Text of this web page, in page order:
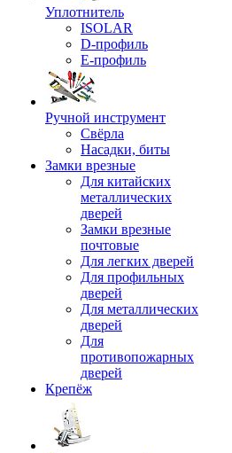
Уплотнитель
ISOLAR
D-профиль
Е-профиль
Ручной инструмент
Свёрла
Насадки, биты
Замки врезные
Для китайских
металлических
дверей
Замки врезные
почтовые
Для легких дверей
Для профильных
дверей
Для металлических
дверей
Для
противопожарных
дверей
Крепёж